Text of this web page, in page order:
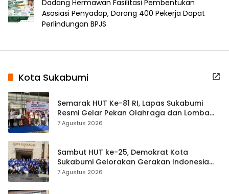
Dadang Hermawan Fasilitasi Pembentukan
Asosiasi Penyadap, Dorong 400 Pekerja Dapat
Perlindungan BPJS
Kota Sukabumi
Semarak HUT Ke-81 RI, Lapas Sukabumi
Resmi Gelar Pekan Olahraga dan Lomba
Tradisional
7 Agustus 2026
Sambut HUT ke-25, Demokrat Kota
Sukabumi Gelorakan Gerakan Indonesia
ASRI Lewat Aksi Bersih Masjid Agung
7 Agustus 2026